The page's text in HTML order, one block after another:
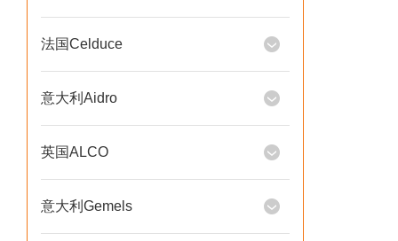
法国Celduce
意大利Aidro
英国ALCO
意大利Gemels